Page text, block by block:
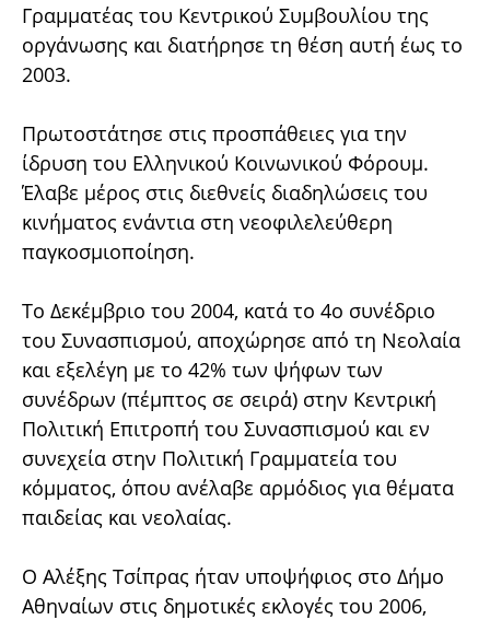
Γραμματέας του Κεντρικού Συμβουλίου της
οργάνωσης και διατήρησε τη θέση αυτή έως το
2003.
Πρωτοστάτησε στις προσπάθειες για την
ίδρυση του Ελληνικού Κοινωνικού Φόρουμ.
Έλαβε μέρος στις διεθνείς διαδηλώσεις του
κινήματος ενάντια στη νεοφιλελεύθερη
παγκοσμιοποίηση.
Το Δεκέμβριο του 2004, κατά το 4ο συνέδριο
του Συνασπισμού, αποχώρησε από τη Νεολαία
και εξελέγη με το 42% των ψήφων των
συνέδρων (πέμπτος σε σειρά) στην Κεντρική
Πολιτική Επιτροπή του Συνασπισμού και εν
συνεχεία στην Πολιτική Γραμματεία του
κόμματος, όπου ανέλαβε αρμόδιος για θέματα
παιδείας και νεολαίας.
Ο Αλέξης Τσίπρας ήταν υποψήφιος στο Δήμο
Αθηναίων στις δημοτικές εκλογές του 2006,